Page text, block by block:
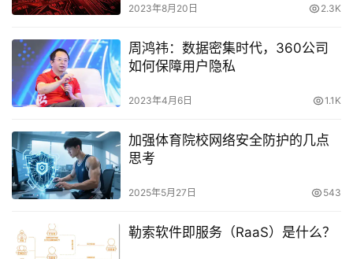
2023年8月20日 2.3K
周鸿祎：数据密集时代，360公司
如何保障用户隐私
2023年4月6日 1.1K
加强体育院校网络安全防护的几点
思考
2025年5月27日 543
勒索软件即服务（RaaS）是什么？